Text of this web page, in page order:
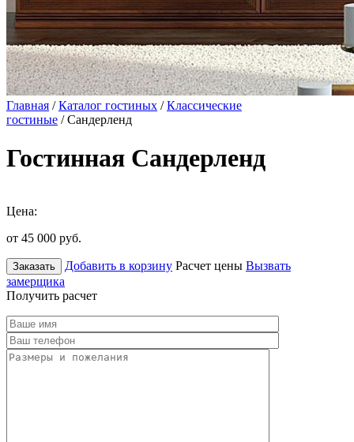
Главная /Каталог гостиных /Классические
гостиные / Сандерленд
Гостинная Сандерленд
Цена:
от 45 000 руб.
Заказать Добавить в корзину Расчет цены Вызвать
замерщика
Получить расчет